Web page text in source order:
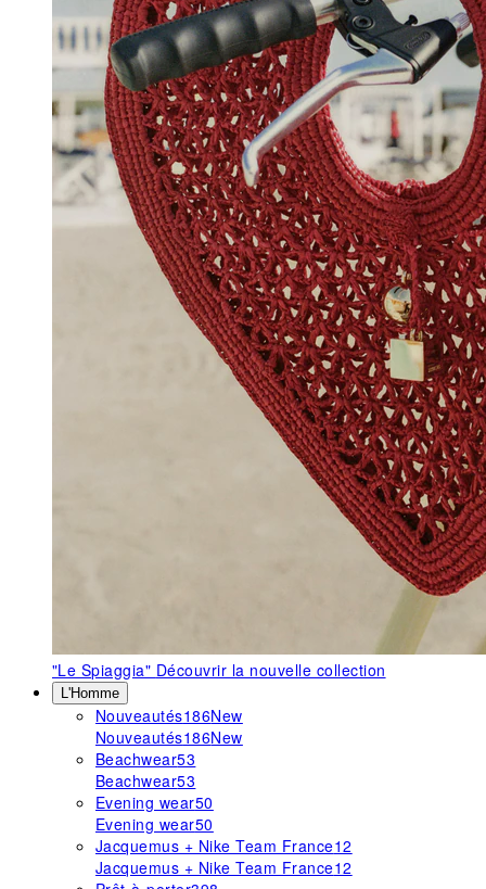
"Le Spiaggia" Découvrir la nouvelle collection
L'Homme
Nouveautés186New
Nouveautés186New
Beachwear53
Beachwear53
Evening wear50
Evening wear50
Jacquemus + Nike Team France12
Jacquemus + Nike Team France12